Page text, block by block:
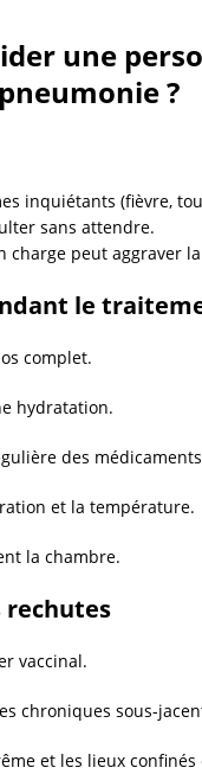
une
?
inquiétants (fièvre,
sans attendre.
charge peut aggraver
le
complet.
hydratation.
des
et la température.
la chambre.
rechutes
vaccinal.
chroniques sous-
et les lieux confinés